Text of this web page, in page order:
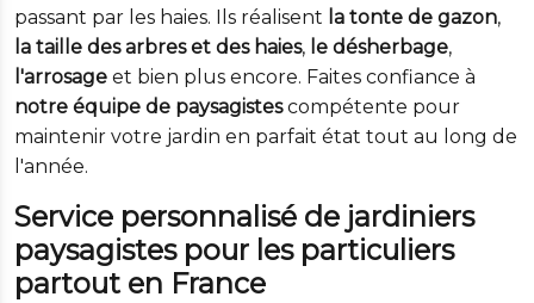
passant par les haies. Ils réalisent la tonte de gazon,
la taille des arbres et des haies, le désherbage,
l'arrosage et bien plus encore. Faites confiance à
notre équipe de paysagistescompétente pour
maintenir votre jardin en parfait état tout au long de
l'année.
Service personnalisé de jardiniers
paysagistes pour les particuliers
partout en France